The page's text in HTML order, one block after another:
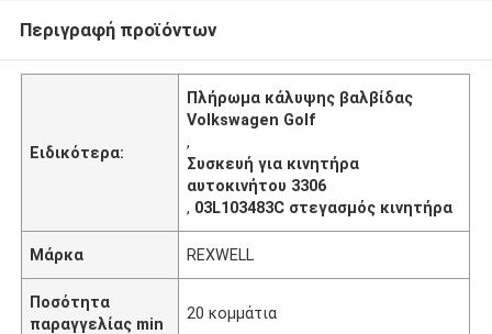
Περιγραφή προϊόντων
Ειδικότερα:
Πλήρωμα κάλυψης βαλβίδας
Volkswagen Golf
,
Συσκευή για κινητήρα
αυτοκινήτου 3306
, 03L103483C στεγασμός κινητήρα
Μάρκα REXWELL
Ποσότητα
παραγγελίας min
20 κομμάτια